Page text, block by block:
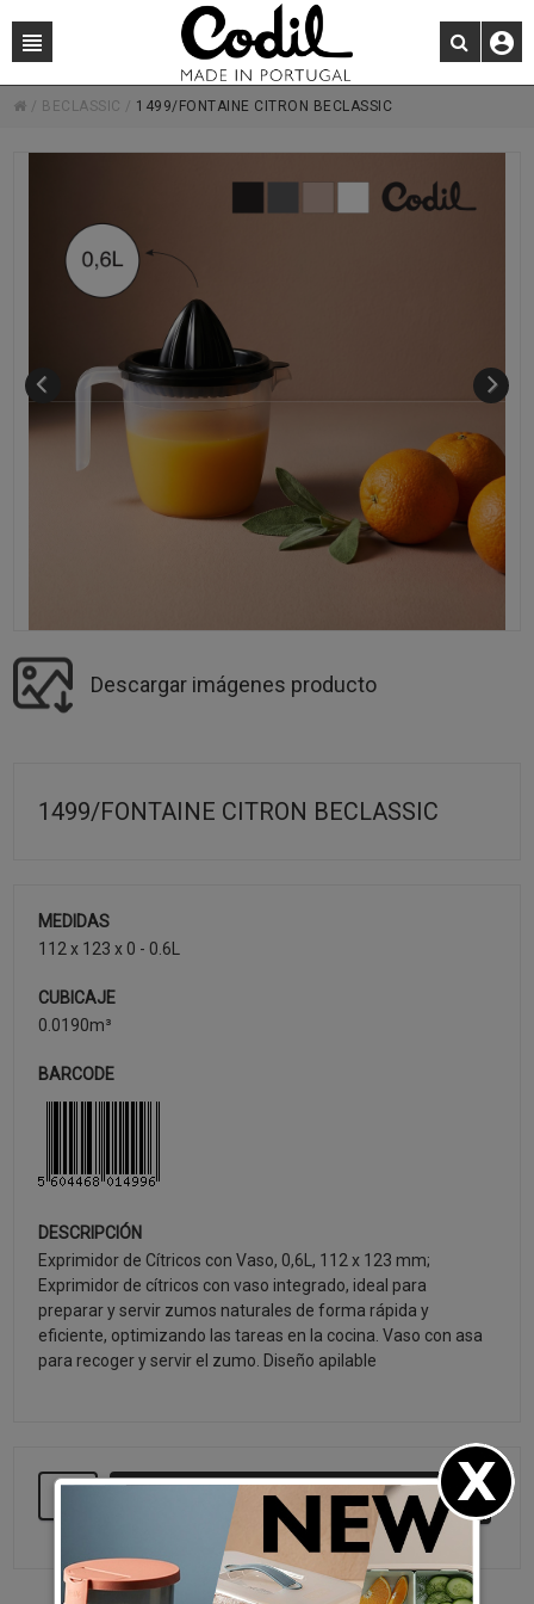
/ BECLASSIC / 1499/FONTAINE CITRON BECLASSIC
Descargar imágenes producto
1499/FONTAINE CITRON BECLASSIC
MEDIDAS
112 x 123 x 0 - 0.6L
CUBICAJE
0.0190m³
BARCODE
DESCRIPCIÓN
Exprimidor de Cítricos con Vaso, 0,6L, 112 x 123 mm;
Exprimidor de cítricos con vaso integrado, ideal para
preparar y servir zumos naturales de forma rápida y
eficiente, optimizando las tareas en la cocina. Vaso con asa
para recoger y servir el zumo. Diseño apilable
SEGUIR COMPRANDO